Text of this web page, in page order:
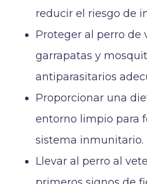
reducir el riesgo de
Proteger al perro de
garrapatas y
antiparasitarios
Proporcionar una
entorno limpio para
sistema inmunitario.
Llevar al perro al